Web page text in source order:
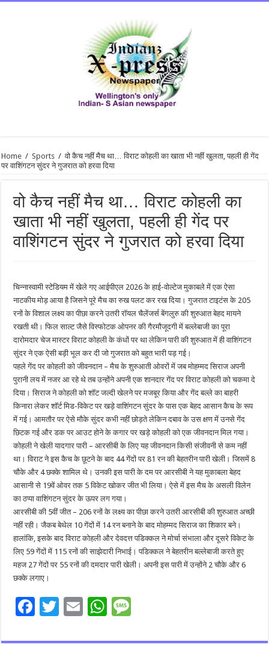
Home / Sports / वो कैच नहीं मैच था… विराट कोहली का खाता भी नहीं खुलता, पहली ही गेंद
पर वाशिंगटन सुंदर ने गुजरात को हरवा दिया
वो कैच नहीं मैच था… विराट कोहली का
खाता भी नहीं खुलता, पहली ही गेंद पर
वाशिंगटन सुंदर ने गुजरात को हरवा दिया
चिन्नास्वामी स्टेडियम में खेले गए आईपीएल 2026 के हाई-वोल्टेज मुकाबले में एक ऐसा
नाटकीय मोड़ आया है जिसने पूरे मैच का रुख पलट कर रख दिया। गुजरात टाइटंस के 205
रनों के विशाल लक्ष्य का पीछा करने उतरी रॉयल चैलेंजर्स बेंगलुरु की शुरुआत बेहद मायने
रखती थी। फिल साल्ट जैसे विस्फोटक ओपनर की गैरमौजूदगी में बल्लेबाजी का पूरा
दारोमदार चेज मास्टर विराट कोहली के कंधों पर था लेकिन पारी की शुरुआत में ही वाशिंगटन
सुंदर ने एक ऐसी बड़ी भूल कर दी जो गुजरात को बहुत भारी पड़ गई।
पहले गेंद पर कोहली को जीवनदान – मैच के शुरुआती ओवरों में जब मोहम्मद सिराज अपनी
पुरानी लय में नजर आ रहे थे तब उन्होंने अपनी एक शानदार गेंद पर विराट कोहली को चकमा दे
दिया। सिराज ने कोहली को शॉट जल्दी खेलने पर मजबूर किया और गेंद बल्ले का बाहरी
किनारा लेकर शॉर्ट मिड-विकेट पर खड़े वाशिंगटन सुंदर के पास एक बेहद आसान कैच के रूप
में गई। आमतौर पर ऐसे मौके सुंदर कभी नहीं छोड़ते लेकिन दबाव के उस क्षण में उनसे गेंद
छिटक गई और डक पर आउट होने के कगार पर खड़े कोहली को एक जीवनदान मिल गया।
कोहली ने खेली यादगार पारी – आरसीबी के लिए यह जीवनदान किसी संजीवनी से कम नहीं
था। विराट ने इस कैच के छूटने के बाद 44 गेंदों पर 81 रन की बेहतरीन पारी खेली। जिसमें 8
चौके और 4 छक्के शामिल थे। उनकी इस पारी के दम पर आरसीबी ने यह मुकाबला बेहद
आसानी से 19वें ओवर तक 5 विकेट खोकर जीत भी लिया। ऐसे में इस मैच के असली विलेन
का ठप्पा वाशिंगटन सुंदर के ऊपर लग गया।
आरसीबी की 5वीं जीत – 206 रनों के लक्ष्य का पीछा करने उतरी आरसीबी की शुरुआत अच्छी
नहीं रही। जैकब बेथेल 10 गेंदों में 14 रन बनाने के बाद मोहम्मद सिराज का शिकार बने।
हालांकि, इसके बाद विराट कोहली और देवदत्त पडिक्कल ने मोर्चा संभाला और दूसरे विकेट के
लिए 59 गेंदों में 115 रनों की साझेदारी निभाई। पडिक्कल ने बेहतरीन बल्लेबाजी करते हुए
महज 27 गेंदों पर 55 रनों की दमदार पारी खेली। अपनी इस पारी में उन्होंने 2 चौके और 6
छक्के लगाए।
F
e
T
tt
E
ai
W
at sa